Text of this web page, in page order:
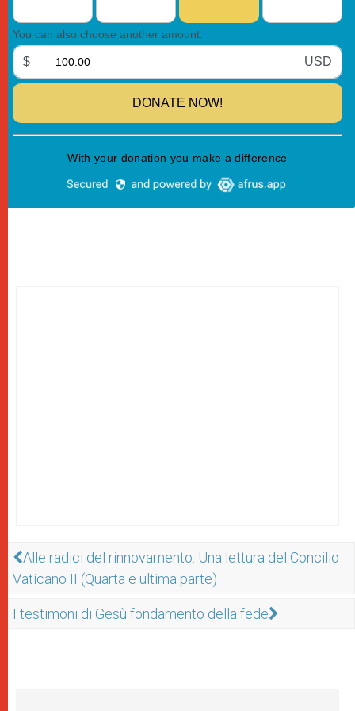
Alle radici del rinnovamento. Una lettura del Concilio
Vaticano II (Quarta e ultima parte)
I testimoni di Gesù fondamento della fede